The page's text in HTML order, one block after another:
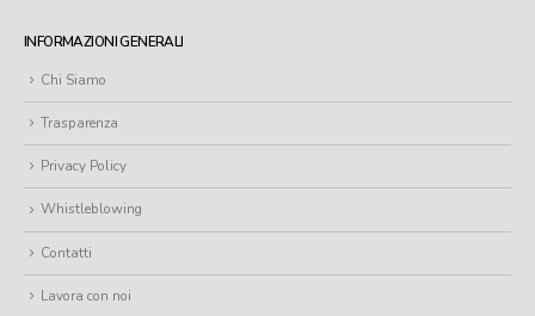
INFORMAZIONI GENERALI
Chi Siamo
Trasparenza
Privacy Policy
Whistleblowing
Contatti
Lavora con noi